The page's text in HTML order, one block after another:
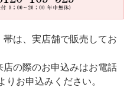
は、実店舗で販売してお
の際のお申込みはお電話
お申込みください。